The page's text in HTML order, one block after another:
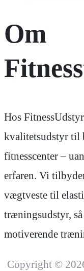
Om
Hos
kvalitetsudstyr til
fitnesscenter –
erfaren. Vi
vægtveste til
træningsudstyr,
motiverende
Copyright ©